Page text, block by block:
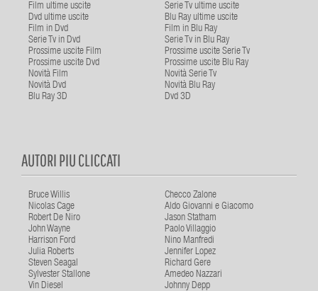
Film ultime uscite
Serie Tv ultime uscite
Dvd ultime uscite
Blu Ray ultime uscite
Film in Dvd
Film in Blu Ray
Serie Tv in Dvd
Serie Tv in Blu Ray
Prossime uscite Film
Prossime uscite Serie Tv
Prossime uscite Dvd
Prossime uscite Blu Ray
Novità Film
Novità Serie Tv
Novità Dvd
Novità Blu Ray
Blu Ray 3D
Dvd 3D
AUTORI PIU CLICCATI
Bruce Willis
Checco Zalone
Nicolas Cage
Aldo Giovanni e Giacomo
Robert De Niro
Jason Statham
John Wayne
Paolo Villaggio
Harrison Ford
Nino Manfredi
Julia Roberts
Jennifer Lopez
Steven Seagal
Richard Gere
Sylvester Stallone
Amedeo Nazzari
Vin Diesel
Johnny Depp